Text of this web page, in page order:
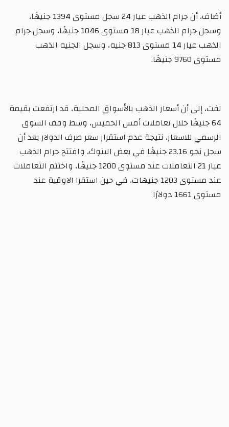
أضاف، أن جرام الذهب عيار 24 سجل مستوى 1394 جنيهًا،
وسجل جرام الذهب عيار 18 مستوى 1046 جنيهًا، وسجل جرام
الذهب عيار 14 مستوى 813 جنيه، وسجل الجنيه الذهب
مستوى 9760 جنيهًا.
لفت، إلى أن أسعار الذهب بالأسواق المحلية، قد ارتفعت بقيمة
64 جنيهًا خلال تعاملات أمس الخميس، وسط وقف السوق
الرسمي للاسعار، نتيجة عدم استقرار سعر صرف الدولار بعد أن
سجل نحو 23.16 جنيهًا في بعض البنوك، وافتتح جرام الذهب
عيار 21 التعاملات عند مستوى 1200 جنيهًا، واختتم التعاملات
عند مستوى 1203 جنيهات، في حين استقرا الاوقية عند
مستوى 1661 دولارًا